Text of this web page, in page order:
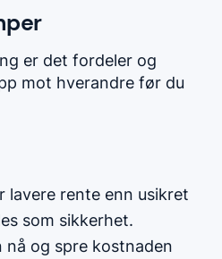
er det fordeler og
mot hverandre før du
lavere rente enn usikret
som sikkerhet.
nå og spre kostnaden